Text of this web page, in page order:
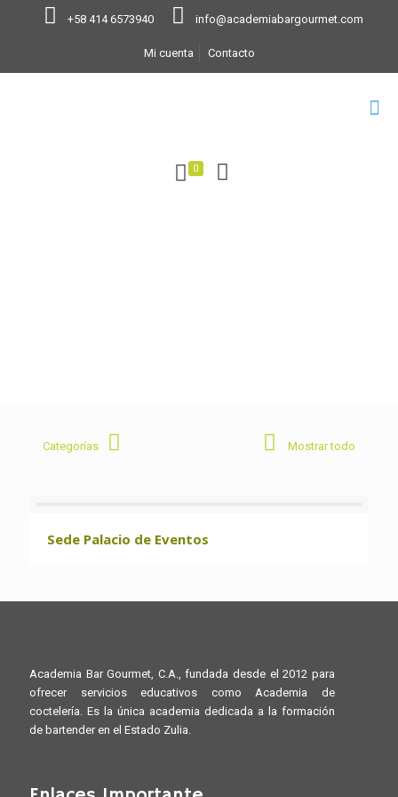
+58 414 6573940 info@academiabargourmet.com
Mi cuenta Contacto
0
Categorías Mostrar todo
Sede Palacio de Eventos
Academia Bar Gourmet, C.A., fundada desde el 2012 para
ofrecer servicios educativos como Academia de
coctelería. Es la única academia dedicada a la formación
de bartender en el Estado Zulia.